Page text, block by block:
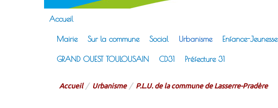
Accueil
Mairie Sur la commune Social Urbanisme Enfance-Jeunesse
GRAND OUEST TOULOUSAIN CD31 Préfecture 31
Accueil Urbanisme P.L.U. de la commune de Lasserre-Pradère